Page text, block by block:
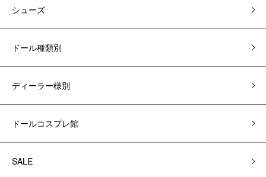
シューズ
ドール種類別
ディーラー様別
ドールコスプレ館
SALE